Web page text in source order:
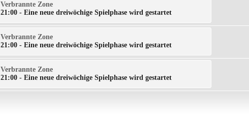
Verbrannte Zone
21:00 - Eine neue dreiwöchige Spielphase wird gestartet
Verbrannte Zone
21:00 - Eine neue dreiwöchige Spielphase wird gestartet
Verbrannte Zone
21:00 - Eine neue dreiwöchige Spielphase wird gestartet